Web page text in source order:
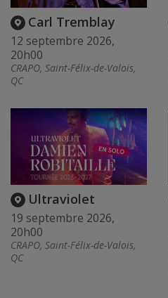
Carl Tremblay
12 septembre 2026,
20h00
CRAPO, Saint-Félix-de-Valois,
QC
Ultraviolet
19 septembre 2026,
20h00
CRAPO, Saint-Félix-de-Valois,
QC